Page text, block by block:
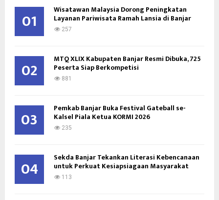
o
R
H
01 Wisatawan Malaysia Dorong Peningkatan
Layanan Pariwisata Ramah Lansia di Banjar
257
02 MTQ XLIX Kabupaten Banjar Resmi Dibuka, 725
Peserta Siap Berkompetisi
881
03 Pemkab Banjar Buka Festival Gateball se-
Kalsel Piala Ketua KORMI 2026
235
04 Sekda Banjar Tekankan Literasi Kebencanaan
untuk Perkuat Kesiapsiagaan Masyarakat
113